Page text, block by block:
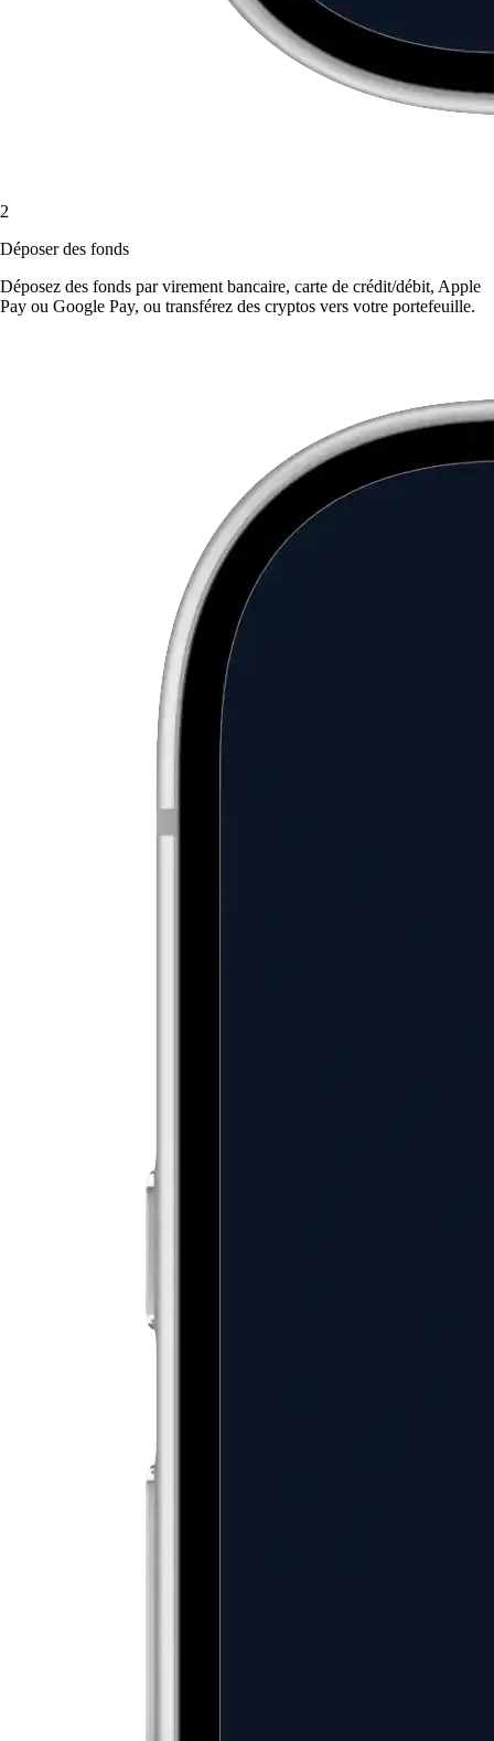
2
Déposer des fonds
Déposez des fonds par virement bancaire, carte de crédit/débit, Apple
Pay ou Google Pay, ou transférez des cryptos vers votre portefeuille.